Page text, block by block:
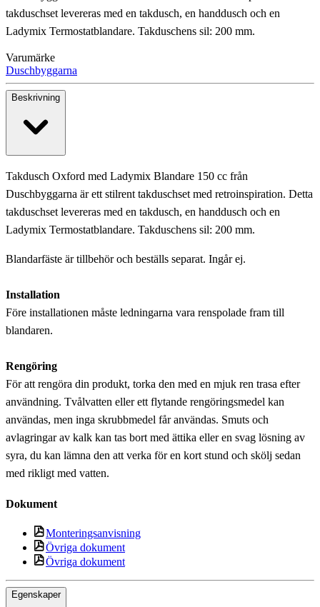
takduschset levereras med en takdusch, en handdusch och en
Ladymix Termostatblandare. Takduschens sil: 200 mm.
Varumärke
Duschbyggarna
Beskrivning
Takdusch Oxford med Ladymix Blandare 150 cc från
Duschbyggarna är ett stilrent takduschset med retroinspiration. Detta
takduschset levereras med en takdusch, en handdusch och en
Ladymix Termostatblandare. Takduschens sil: 200 mm.
Blandarfäste är tillbehör och beställs separat. Ingår ej.
Installation
Före installationen måste ledningarna vara renspolade fram till
blandaren.
Rengöring
För att rengöra din produkt, torka den med en mjuk ren trasa efter
användning. Tvålvatten eller ett flytande rengöringsmedel kan
användas, men inga skrubbmedel får användas. Smuts och
avlagringar av kalk kan tas bort med ättika eller en svag lösning av
syra, du kan lämna den att verka för en kort stund och skölj sedan
med rikligt med vatten.
Dokument
Monteringsanvisning
Övriga dokument
Övriga dokument
Egenskaper